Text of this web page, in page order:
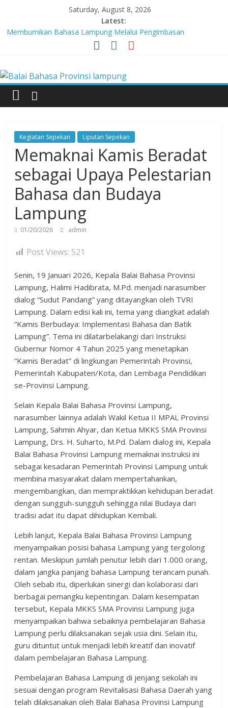
content
Saturday, August 8, 2026
Latest:
Membumikan Bahasa Lampung Melalui Pengimbasan
Revitalisasi Bahasa Daerah
Lebih dari 5,5 Juta Buku Bacaan Bermutu Dikirim untuk Perkuat
Literasi Anak Indonesia
Tingkatkan Kolaborasi Melalui Festival Literasi Lampung
Babak Final Festival Musikalisasi Puisi Kembali Digelar
Balai
Bahasa
Provinsi
lampung
Badan
Pengembangan
dan
Pembinaan
Bahasa
Kegiatan Sepekan Liputan Sepekan
Memaknai Kamis Beradat
sebagai Upaya Pelestarian
Bahasa dan Budaya
Lampung
01/20/2026 admin
Post Views: 521
Senin, 19 Januari 2026, Kepala Balai Bahasa Provinsi
Lampung, Halimi Hadibrata, M.Pd. menjadi narasumber
dialog “Sudut Pandang” yang ditayangkan oleh TVRI
Lampung. Dalam edisi kali ini, tema yang diangkat adalah
“Kamis Berbudaya: Implementasi Bahasa dan Batik
Lampung”. Tema ini dilatarbelakangi dari Instruksi
Gubernur Nomor 4 Tahun 2025 yang menetapkan
“Kamis Beradat” di lingkungan Pemerintah Provinsi,
Pemerintah Kabupaten/Kota, dan Lembaga Pendidikan
se-Provinsi Lampung.
Selain Kepala Balai Bahasa Provinsi Lampung,
narasumber lainnya adalah Wakil Ketua II MPAL Provinsi
Lampung, Sahmin Ahyar, dan Ketua MKKS SMA Provinsi
Lampung, Drs. H. Suharto, M.Pd. Dalam dialog ini, Kepala
Balai Bahasa Provinsi Lampung memaknai instruksi ini
sebagai kesadaran Pemerintah Provinsi Lampung untuk
membina masyarakat dalam mempertahankan,
mengembangkan, dan mempraktikkan kehidupan beradat
dengan sungguh-sungguh sehingga nilai Budaya dari
tradisi adat itu dapat dihidupkan Kembali.
Lebih lanjut, Kepala Balai Bahasa Provinsi Lampung
menyampaikan posisi bahasa Lampung yang tergolong
rentan. Meskipun jumlah penutur lebih dari 1.000 orang,
dalam jangka panjang bahasa Lampung terancam punah.
Oleh sebab itu, diperlukan sinergi dan kolaborasi dari
berbagai pemangku kepentingan. Dalam kesempatan
tersebut, Kepala MKKS SMA Provinsi Lampung juga
menyampaikan bahwa sebaiknya pembelajaran Bahasa
Lampung perlu dilaksanakan sejak usia dini. Selain itu,
guru dituntut untuk menjadi lebih kreatif dan inovatif
dalam pembelajaran Bahasa Lampung.
Pembelajaran Bahasa Lampung di jenjang sekolah ini
sesuai dengan program Revitalisasi Bahasa Daerah yang
telah dilaksanakan oleh Balai Bahasa Provinsi Lampung